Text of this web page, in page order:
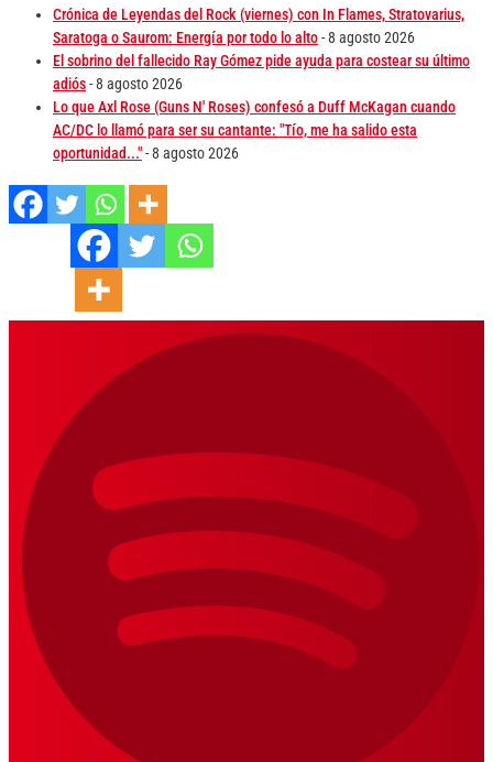
Crónica de Leyendas del Rock (viernes) con In Flames, Stratovarius,
Saratoga o Saurom: Energía por todo lo alto- 8 agosto 2026
El sobrino del fallecido Ray Gómez pide ayuda para costear su último
adiós- 8 agosto 2026
Lo que Axl Rose (Guns N' Roses) confesó a Duff McKagan cuando
AC/DC lo llamó para ser su cantante: "Tío, me ha salido esta
oportunidad..."- 8 agosto 2026